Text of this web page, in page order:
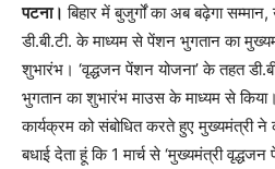
पटना। बिहार में बुजुर्गों का अब बढ़ेगा
डी.बी.टी. के माध्यम से पेंशन भुगतान का
शुभारंभ। ‘वृद्धजन पेंशन योजना’ के तहत
भुगतान का शुभारंभ माउस के माध्यम से
कार्यक्रम को संबोधित करते हुए मुख्यमंत्री ने
बधाई देता हूं कि 1 मार्च से ‘मुख्यमंत्री